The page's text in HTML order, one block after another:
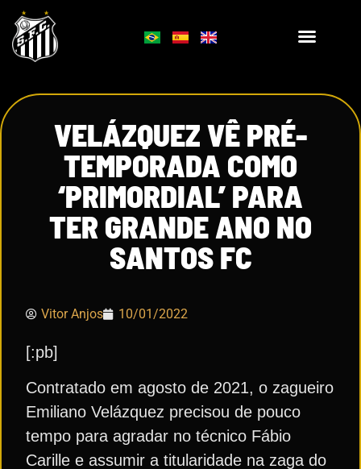
VELÁZQUEZ VÊ PRÉ-
TEMPORADA COMO
‘PRIMORDIAL’ PARA
TER GRANDE ANO NO
SANTOS FC
Vitor Anjos 10/01/2022
[:pb]
Contratado em agosto de 2021, o zagueiro
Emiliano Velázquez precisou de pouco
tempo para agradar no técnico Fábio
Carille e assumir a titularidade na zaga do